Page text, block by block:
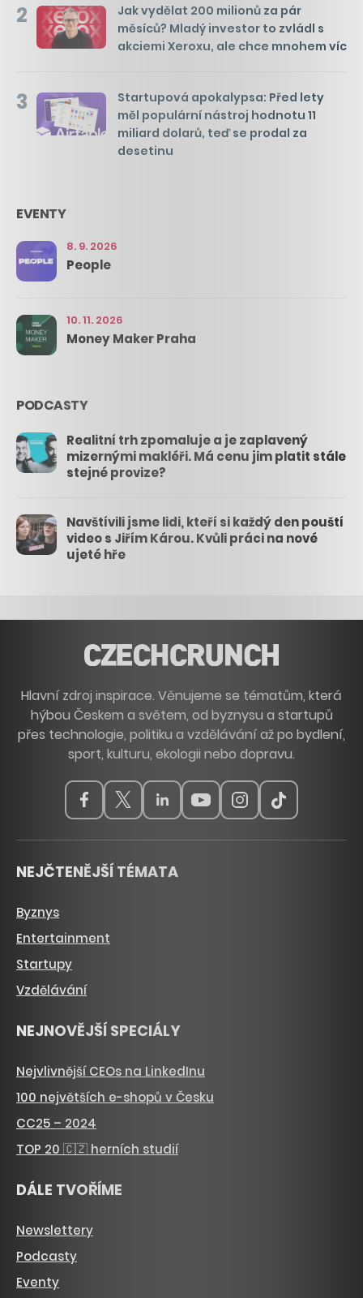
2
Jak vydělat 200 milionů za pár
měsíců? Mladý investor to zvládl s
akciemi Xeroxu, ale chce mnohem víc
3
Startupová apokalypsa: Před lety
měl populární nástroj hodnotu 11
miliard dolarů, teď se prodal za
desetinu
EVENTY
8. 9. 2026
People
10. 11. 2026
Money Maker Praha
PODCASTY
Realitní trh zpomaluje a je zaplavený
mizernými makléři. Má cenu jim platit stále
stejné provize?
Navštívili jsme lidi, kteří si každý den pouští
video s Jiřím Károu. Kvůli práci na nové
ujeté hře
Hlavní zdroj inspirace. Věnujeme se tématům, která
hýbou Českem a světem, od byznysu a startupů
přes technologie, politiku a vzdělávání až po bydlení,
sport, kulturu, ekologii nebo dopravu.
NEJČTENĚJŠÍ TÉMATA
Byznys
Entertainment
Startupy
Vzdělávání
NEJNOVĚJŠÍ SPECIÁLY
Nejvlivnější CEOs na LinkedInu
100 největších e-shopů v Česku
CC25 – 2024
TOP 20 🇨🇿 herních studií
DÁLE TVOŘÍME
Newslettery
Podcasty
Eventy